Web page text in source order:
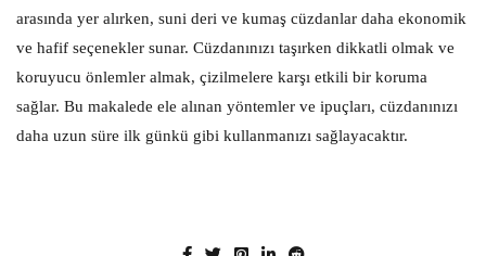
arasında yer alırken, suni deri ve kumaş cüzdanlar daha ekonomik
ve hafif seçenekler sunar. Cüzdanınızı taşırken dikkatli olmak ve
koruyucu önlemler almak, çizilmelere karşı etkili bir koruma
sağlar. Bu makalede ele alınan yöntemler ve ipuçları, cüzdanınızı
daha uzun süre ilk günkü gibi kullanmanızı sağlayacaktır.